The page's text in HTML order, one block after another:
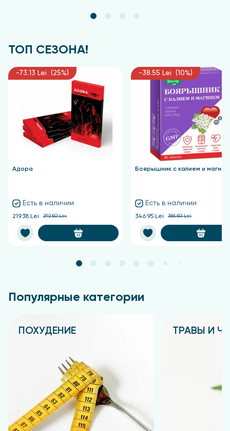
ТОП СЕЗОНА!
-73.13 Lei (25%)
Адора
Есть в наличии
219.38 Lei 292.50 Lei
-38.55 Lei (10%)
Боярышник с калием и
Есть в наличии
346.95 Lei 385.50 Lei
Популярные категории
ПОХУДЕНИЕ ТРАВЫ И